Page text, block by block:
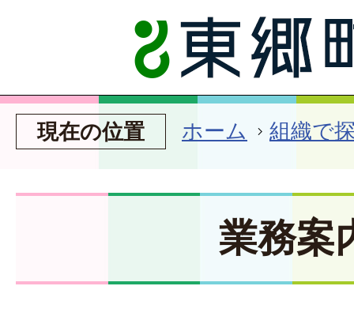
現在の位置 ホーム 組織で
業務案